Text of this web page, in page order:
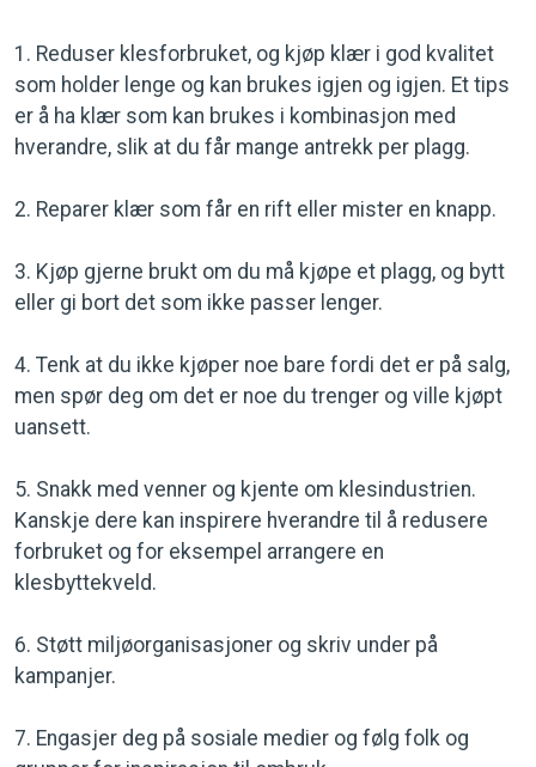
1. Reduser klesforbruket, og kjøp klær i god kvalitet
som holder lenge og kan brukes igjen og igjen. Et tips
er å ha klær som kan brukes i kombinasjon med
hverandre, slik at du får mange antrekk per plagg.
2. Reparer klær som får en rift eller mister en knapp.
3. Kjøp gjerne brukt om du må kjøpe et plagg, og bytt
eller gi bort det som ikke passer lenger.
4. Tenk at du ikke kjøper noe bare fordi det er på salg,
men spør deg om det er noe du trenger og ville kjøpt
uansett.
5. Snakk med venner og kjente om klesindustrien.
Kanskje dere kan inspirere hverandre til å redusere
forbruket og for eksempel arrangere en
klesbyttekveld.
6. Støtt miljøorganisasjoner og skriv under på
kampanjer.
7. Engasjer deg på sosiale medier og følg folk og